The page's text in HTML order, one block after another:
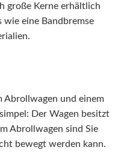
große Kerne erhältlich
eine Bandbremse
Abrollwagen und einem
Der Wagen besitzt
Abrollwagen sind Sie
bewegt werden kann.